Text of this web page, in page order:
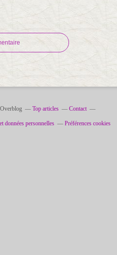
Top articles Contact
données personnelles Préférences cookies